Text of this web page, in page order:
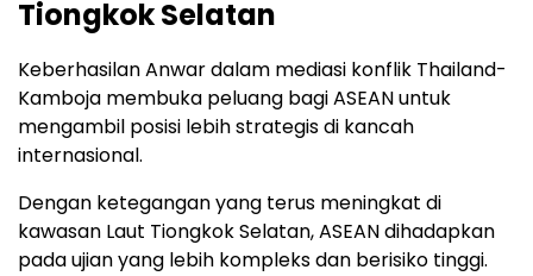
Tiongkok Selatan
Keberhasilan Anwar dalam mediasi konflik Thailand-
Kamboja membuka peluang bagi ASEAN untuk
mengambil posisi lebih strategis di kancah
internasional.
Dengan ketegangan yang terus meningkat di
kawasan Laut Tiongkok Selatan, ASEAN dihadapkan
pada ujian yang lebih kompleks dan berisiko tinggi.